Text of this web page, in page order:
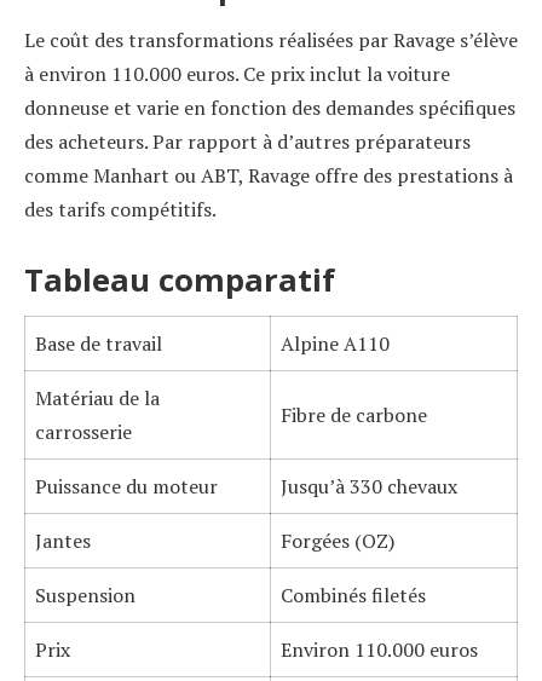
Le coût des transformations réalisées par Ravage s’élève
à environ 110.000 euros. Ce prix inclut la voiture
donneuse et varie en fonction des demandes spécifiques
des acheteurs. Par rapport à d’autres préparateurs
comme Manhart ou ABT, Ravage offre des prestations à
des tarifs compétitifs.
Tableau comparatif
Base de travail Alpine A110
Matériau de la
carrosserie
Fibre de carbone
Puissance du moteur Jusqu’à 330 chevaux
Jantes Forgées (OZ)
Suspension Combinés filetés
Prix Environ 110.000 euros